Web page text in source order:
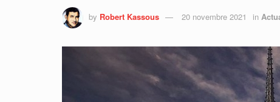
by Robert Kassous 20 novembre 2021 in